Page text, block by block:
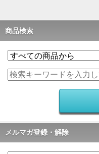
商品検索
メルマガ登録・解除